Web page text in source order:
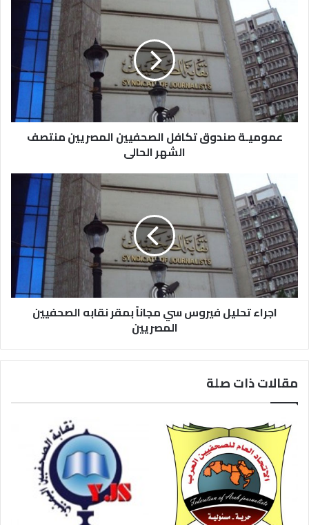
عموميـة صندوق تكافل الصحفيين المصريين منتصف
الشهر الحالى
اجراء تحليل فيروس سي مجاناً بمقر نقابه الصحفيين
المصريين
مقالات ذات صلة